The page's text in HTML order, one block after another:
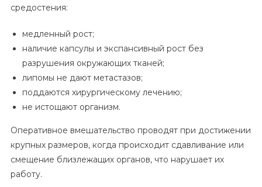
средостения:
медленный рост;
наличие капсулы и экспансивный рост без
разрушения окружающих тканей;
липомы не дают метастазов;
поддаются хирургическому лечению;
не истощают организм.
Оперативное вмешательство проводят при достижении
крупных размеров, когда происходит сдавливание или
смещение близлежащих органов, что нарушает их
работу.